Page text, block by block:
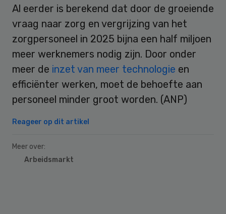
Al eerder is berekend dat door de groeiende
vraag naar zorg en vergrijzing van het
zorgpersoneel in 2025 bijna een half miljoen
meer werknemers nodig zijn. Door onder
meer de inzet van meer technologie en
efficiënter werken, moet de behoefte aan
personeel minder groot worden. (ANP)
Reageer op dit artikel
Meer over:
Arbeidsmarkt